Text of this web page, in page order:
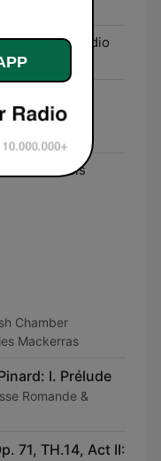
Galerie de Radio
Guy Boyer
Radio
- Francis
Chamber
Mackerras
I. Prélude
Romande &
71, TH.14, Act II: